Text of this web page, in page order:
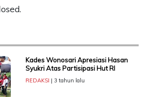
Kades Wonosari Apresiasi Hasan
Syukri Atas Partisipasi Hut RI
REDAKSI | 3 tahun lalu